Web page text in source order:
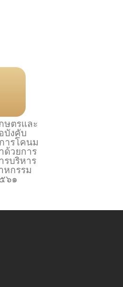
ษตรและ
บังคับ
ารโคนม
ด้วยการ
รบริหาร
หกรรม
๖๑